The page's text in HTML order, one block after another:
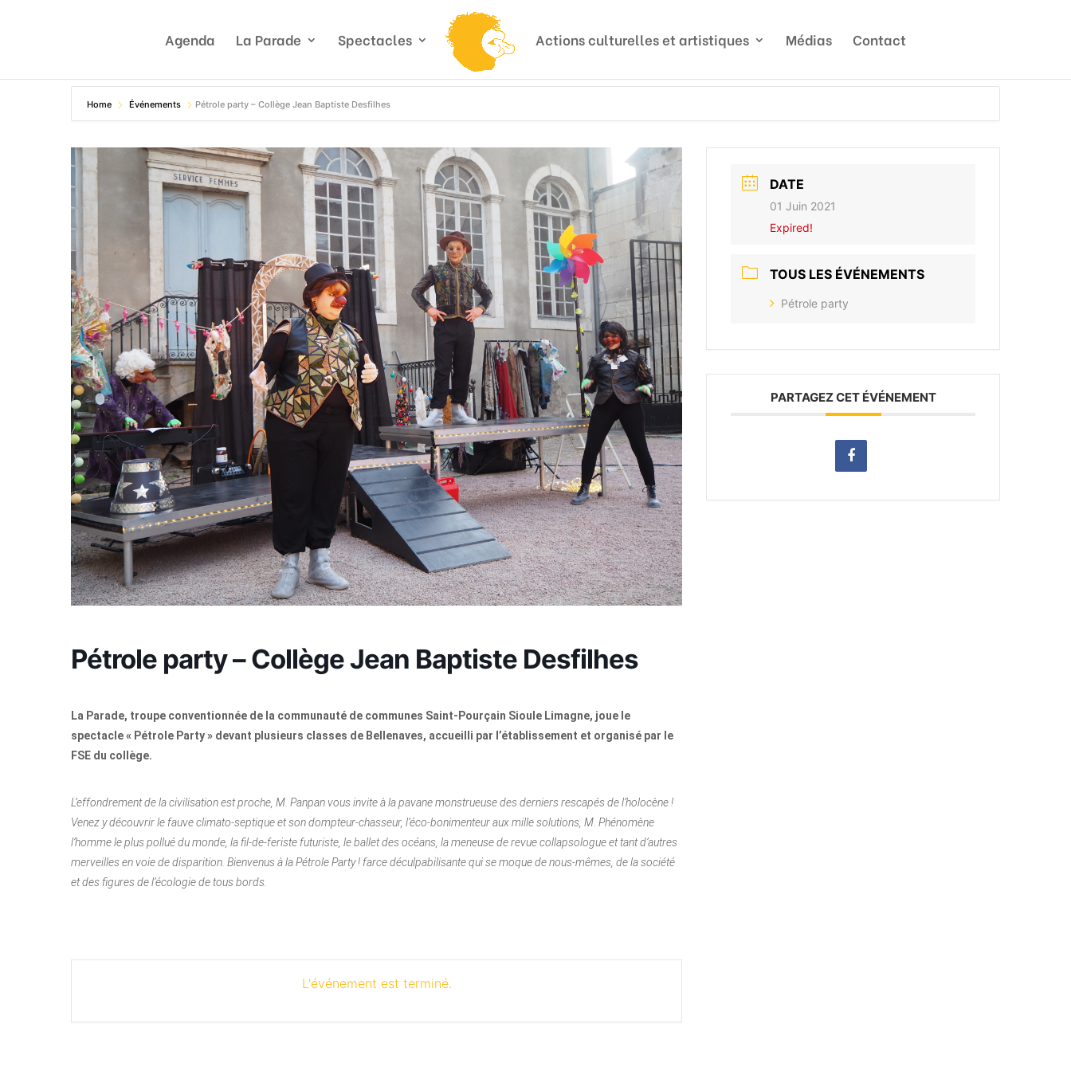
Agenda La Parade Spectacles Actions culturelles et artistiques Médias Contact
Home Événements Pétrole party – Collège Jean Baptiste Desfilhes
Pétrole party – Collège Jean Baptiste Desfilhes
La Parade, troupe conventionnée de la communauté de communes Saint-Pourçain Sioule Limagne, joue le
spectacle « Pétrole Party » devant plusieurs classes de Bellenaves, accueilli par l’établissement et organisé par le
FSE du collège.
L’effondrement de la civilisation est proche, M. Panpan vous invite à la pavane monstrueuse des derniers rescapés de l’holocène !
Venez y découvrir le fauve climato-septique et son dompteur-chasseur, l’éco-bonimenteur aux mille solutions, M. Phénomène
l’homme le plus pollué du monde, la fil-de-feriste futuriste, le ballet des océans, la meneuse de revue collapsologue et tant d’autres
merveilles en voie de disparition. Bienvenus à la Pétrole Party ! farce déculpabilisante qui se moque de nous-mêmes, de la société
et des figures de l’écologie de tous bords.
L'événement est terminé.
DATE
01 Juin 2021
Expired!
TOUS LES ÉVÉNEMENTS
Pétrole party
PARTAGEZ CET ÉVÉNEMENT